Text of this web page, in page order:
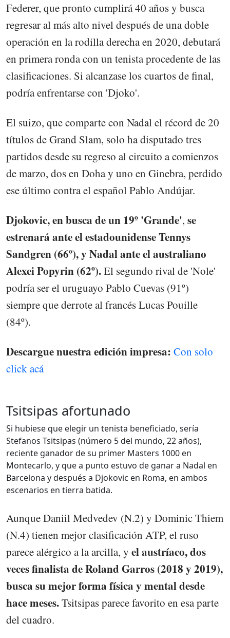
Federer, que pronto cumplirá 40 años y busca
regresar al más alto nivel después de una doble
operación en la rodilla derecha en 2020, debutará
en primera ronda con un tenista procedente de las
clasificaciones. Si alcanzase los cuartos de final,
podría enfrentarse con 'Djoko'.
El suizo, que comparte con Nadal el récord de 20
títulos de Grand Slam, solo ha disputado tres
partidos desde su regreso al circuito a comienzos
de marzo, dos en Doha y uno en Ginebra, perdido
ese último contra el español Pablo Andújar.
Djokovic, en busca de un 19º 'Grande', se
estrenará ante el estadounidense Tennys
Sandgren (66º), y Nadal ante el australiano
Alexei Popyrin (62º).El segundo rival de 'Nole'
podría ser el uruguayo Pablo Cuevas (91º)
siempre que derrote al francés Lucas Pouille
(84º).
Descargue nuestra edición impresa: Con solo
click acá
Tsitsipas afortunado
Si hubiese que elegir un tenista beneficiado, sería
Stefanos Tsitsipas (número 5 del mundo, 22 años),
reciente ganador de su primer Masters 1000 en
Montecarlo, y que a punto estuvo de ganar a Nadal en
Barcelona y después a Djokovic en Roma, en ambos
escenarios en tierra batida.
Aunque Daniil Medvedev (N.2) y Dominic Thiem
(N.4) tienen mejor clasificación ATP, el ruso
parece alérgico a la arcilla, y el austríaco, dos
veces finalista de Roland Garros (2018 y 2019),
busca su mejor forma física y mental desde
hace meses.Tsitsipas parece favorito en esa parte
del cuadro.